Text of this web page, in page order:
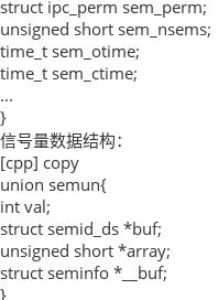
struct ipc_perm sem_perm;
unsigned short sem_nsems;
time_t sem_otime;
time_t sem_ctime;
...
}
信号量数据结构：
[cpp] copy
union semun{
int val;
struct semid_ds *buf;
unsigned short *array;
struct seminfo *__buf;
}